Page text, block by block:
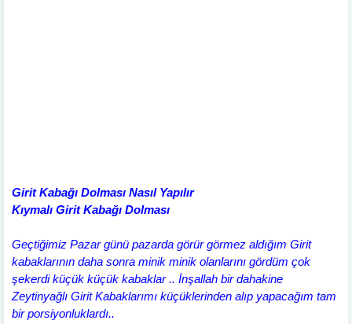
Girit Kabağı Dolması Nasıl Yapılır
Kıymalı Girit Kabağı Dolması
Geçtiğimiz Pazar günü pazarda görür görmez aldığım Girit
kabaklarının daha sonra minik minik olanlarını gördüm çok
şekerdi küçük küçük kabaklar .. İnşallah bir dahakine
Zeytinyağlı Girit Kabaklarımı küçüklerinden alıp yapacağım tam
bir porsiyonluklardı..